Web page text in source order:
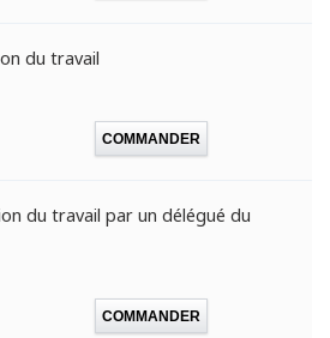
du travail
COMMANDER
du travail par un délégué du
COMMANDER